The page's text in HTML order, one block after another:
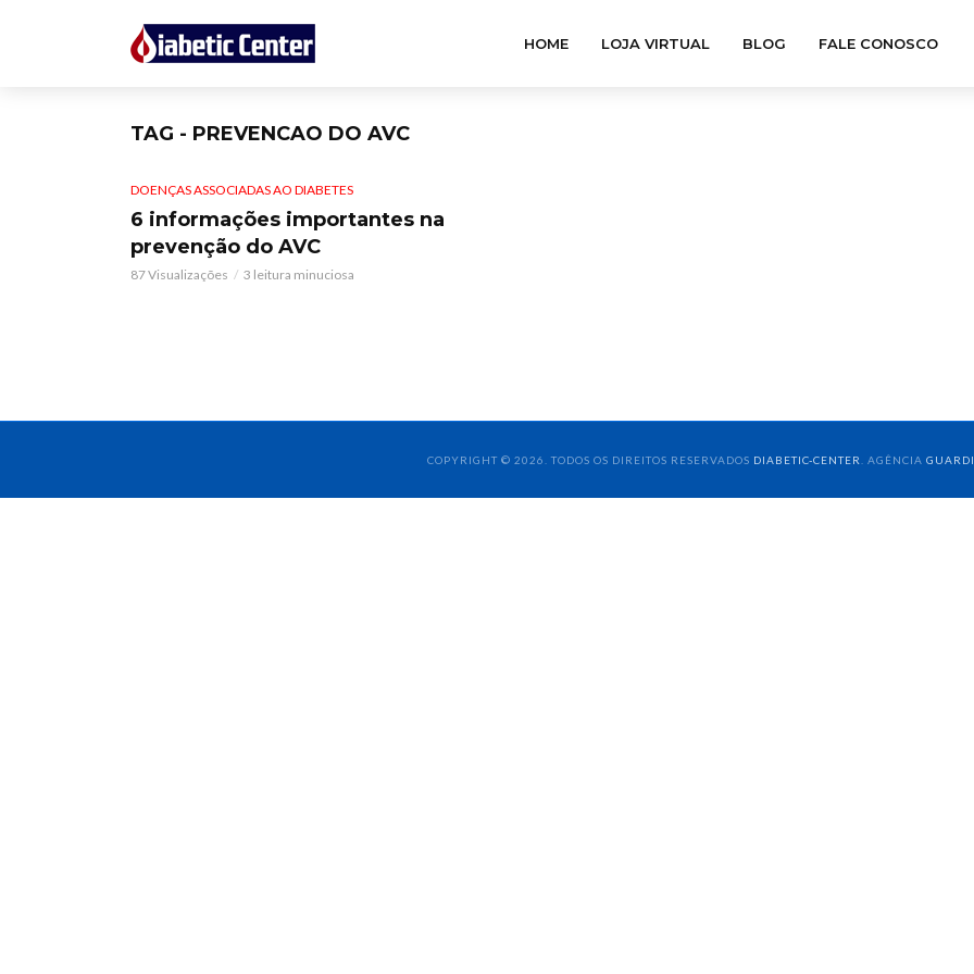
HOME LOJA VIRTUAL BLOG FALE CONOSCO
TAG - PREVENCAO DO AVC
DOENÇAS ASSOCIADAS AO DIABETES
6 informações importantes na
prevenção do AVC
87 Visualizações 3 leitura minuciosa
COPYRIGHT © 2026. TODOS OS DIREITOS RESERVADOS DIABETIC-CENTER . AGÊNCIA